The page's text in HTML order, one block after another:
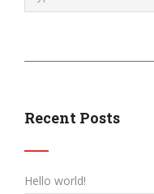
Recent Posts
Hello world!